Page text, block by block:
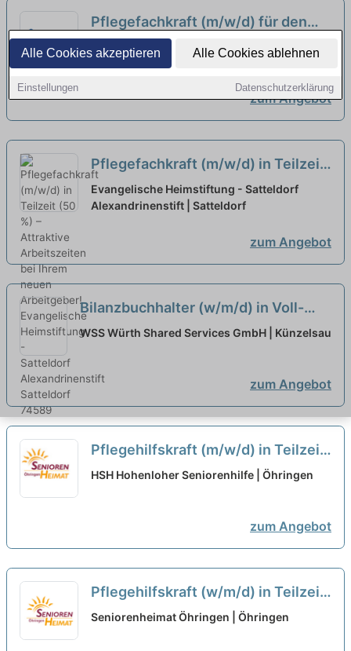
Alle Cookies akzeptieren Alle Cookies ablehnen
Einstellungen Datenschutzerklärung
Pflegefachkraft (m/w/d) für den
Tagdienst in Teilzeit – Pflegen,
begleiten, beraten!
Seniorenzentrum Schöntal | Schöntal
zum Angebot
Pflegefachkraft (m/w/d) in Teilzeit
(50 %) – Attraktive Arbeitszeiten
bei Ihrem neuen Arbeitgeber!
Evangelische Heimstiftung - Satteldorf
Alexandrinenstift | Satteldorf
zum Angebot
Bilanzbuchhalter (w/m/d) in Voll-
oder Teilzeit neu
WSS Würth Shared Services GmbH | Künzelsau
zum Angebot
Pflegehilfskraft (m/w/d) in Teilzeit
- Sichere Dir jetzt Deinen
HSH Hohenloher Seniorenhilfe | Öhringen
zum Angebot
Pflegehilfskraft (w/m/d) in Teilzeit
(max. 70%) - Verstärken Sie unser
Seniorenheimat Öhringen | Öhringen